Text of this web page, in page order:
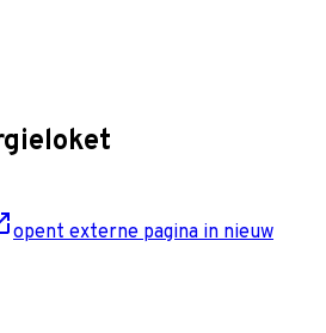
opent externe pagina in nieuw